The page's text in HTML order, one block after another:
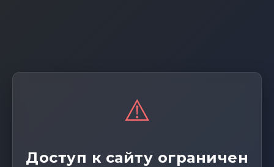
⚠️
Доступ к сайту ограничен